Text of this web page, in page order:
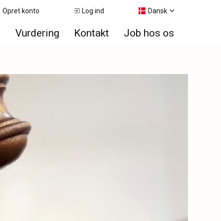
Vurdering Kontakt Job hos os
Opret konto Log ind Dansk